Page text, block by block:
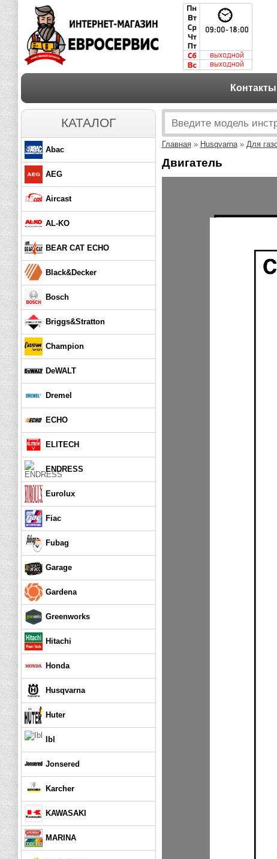
Контакты
КАТАЛОГ
Abac
AEG
Aircast
AL-KO
BEAR CAT ECHO
Black&Decker
Bosch
Briggs&Stratton
Champion
DeWALT
Dremel
ECHO
ELITECH
ENDRESS
Eurolux
Fiac
Fubag
Garage
Gardena
Greenworks
Hitachi
Honda
Husqvarna
Huter
Ibl
Jonsered
Karcher
KAWASAKI
MARINA
Главная» Husqvarna» Для
Двигатель